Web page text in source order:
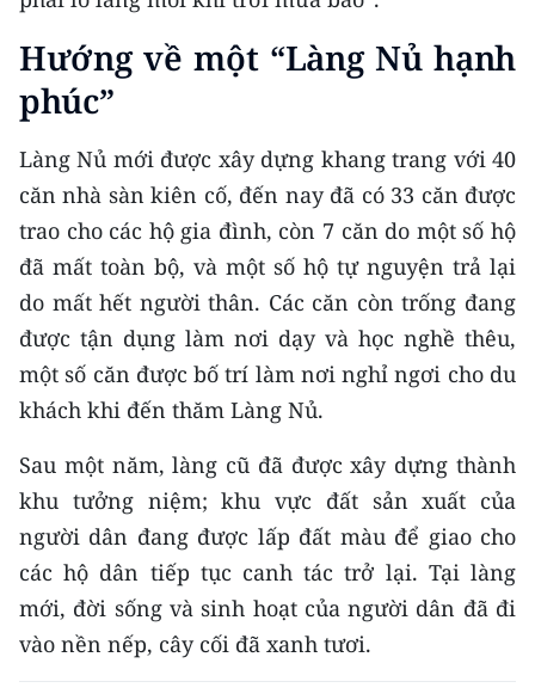
Hướng về một “Làng Nủ hạnh
phúc”
Làng Nủ mới được xây dựng khang trang với 40
căn nhà sàn kiên cố, đến nay đã có 33 căn được
trao cho các hộ gia đình, còn 7 căn do một số hộ
đã mất toàn bộ, và một số hộ tự nguyện trả lại
do mất hết người thân. Các căn còn trống đang
được tận dụng làm nơi dạy và học nghề thêu,
một số căn được bố trí làm nơi nghỉ ngơi cho du
khách khi đến thăm Làng Nủ.
Sau một năm, làng cũ đã được xây dựng thành
khu tưởng niệm; khu vực đất sản xuất của
người dân đang được lấp đất màu để giao cho
các hộ dân tiếp tục canh tác trở lại. Tại làng
mới, đời sống và sinh hoạt của người dân đã đi
vào nền nếp, cây cối đã xanh tươi.